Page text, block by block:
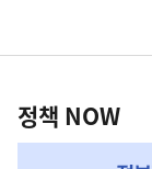
영
책
NOW,
정책 NOW